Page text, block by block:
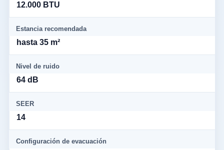
12.000 BTU
Estancia recomendada
hasta 35 m²
Nivel de ruido
64 dB
SEER
14
Configuración de evacuación